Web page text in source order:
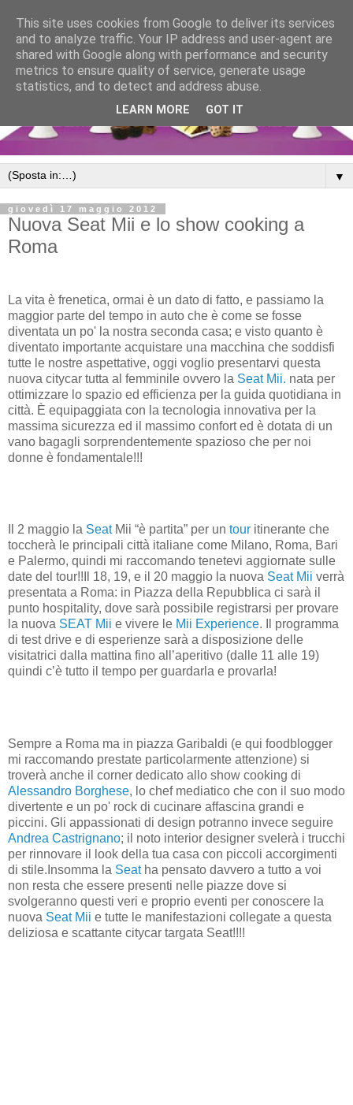
▼
giovedì 17 maggio 2012
Nuova Seat Mii e lo show cooking a
Roma
La vita è frenetica, ormai è un dato di fatto, e passiamo la
maggior parte del tempo in auto che è come se fosse
diventata un po' la nostra seconda casa; e visto quanto è
diventato importante acquistare una macchina che soddisfi
tutte le nostre aspettative, oggi voglio presentarvi questa
nuova citycar tutta al femminile ovvero la Seat Mii. nata per
ottimizzare lo spazio ed efficienza per la guida quotidiana in
città. È equipaggiata con la tecnologia innovativa per la
massima sicurezza ed il massimo confort ed è dotata di un
vano bagagli sorprendentemente spazioso che per noi
donne è fondamentale!!!
Il 2 maggio la SeatMii “è partita” per un tour itinerante che
toccherà le principali città italiane come Milano, Roma, Bari
e Palermo, quindi mi raccomando tenetevi aggiornate sulle
date del tour!!Il 18, 19, e il 20 maggio la nuova Seat Mii verrà
presentata a Roma: in Piazza della Repubblica ci sarà il
punto hospitality, dove sarà possibile registrarsi per provare
la nuova SEAT Mii e vivere le Mii Experience. Il programma
di test drive e di esperienze sarà a disposizione delle
visitatrici dalla mattina fino all’aperitivo (dalle 11 alle 19)
quindi c’è tutto il tempo per guardarla e provarla!
Sempre a Roma ma in piazza Garibaldi (e qui foodblogger
mi raccomando prestate particolarmente attenzione) si
troverà anche il corner dedicato allo show cooking di
Alessandro Borghese, lo chef mediatico che con il suo modo
divertente e un po' rock di cucinare affascina grandi e
piccini. Gli appassionati di design potranno invece seguire
Andrea Castrignano; il noto interior designer svelerà i trucchi
per rinnovare il look della tua casa con piccoli accorgimenti
di stile.Insomma la Seatha pensato davvero a tutto a voi
non resta che essere presenti nelle piazze dove si
svolgeranno questi veri e proprio eventi per conoscere la
nuova Seat Mii e tutte le manifestazioni collegate a questa
deliziosa e scattante citycar targata Seat!!!!
This site uses cookies from Google to deliver its services
and to analyze traffic. Your IP address and user-agent are
shared with Google along with performance and security
metrics to ensure quality of service, generate usage
statistics, and to detect and address abuse.
LEARN MORE GOT IT